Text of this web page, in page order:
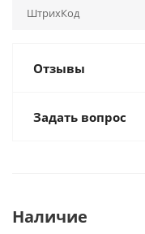
ШтрихКод
Отзывы
Задать вопрос
Наличие